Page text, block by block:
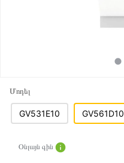
Մոդել
GV531E10 GV561D10
Օնլայն գին